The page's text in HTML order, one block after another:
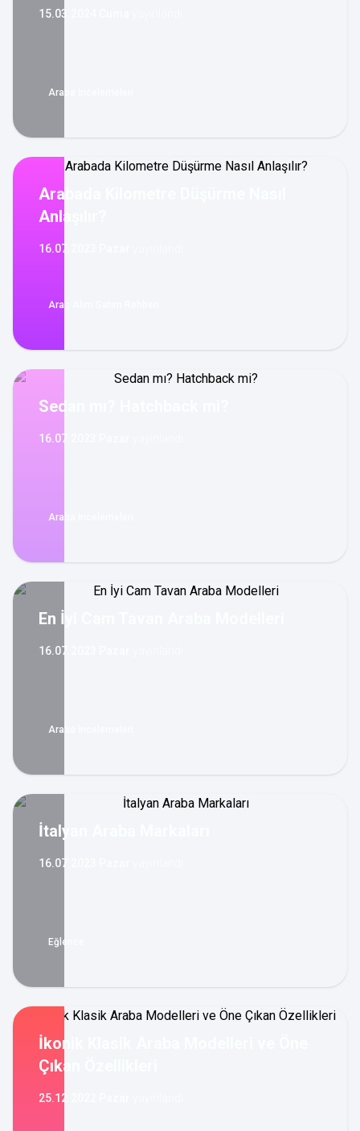
15.03.2024 Cuma
Araba İncelemeleri
Arabada Kilometre Düşürme Nasıl
Anlaşılır?
16.07.2023 Pazar
Araç Alım Satım Rehberi
Sedan mı? Hatchback mi?
16.07.2023 Pazar
Araba İncelemeleri
En İyi Cam Tavan Araba Modelleri
16.07.2023 Pazar
Araba İncelemeleri
İtalyan Araba Markaları
16.07.2023 Pazar
Eğlence
İkonik Klasik Araba Modelleri ve Öne
Çıkan Özellikleri
25.12.2022 Pazar